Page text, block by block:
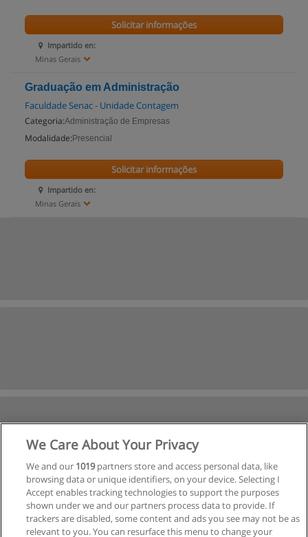
Impartido en:
Minas Gerais
Solicitar informações
Graduação em Administração
Faculdade Senac - Unidade Contagem
Categoria:Administração de Empresas
Modalidade: Presencial
Impartido en:
Minas Gerais
Solicitar informações
Próxima
Página1de5
We Care About Your Privacy
We and our 1019partners store and access personal data, like
browsing data or unique identifiers, on your device. Selecting I
Accept enables tracking technologies to support the purposes
shown under we and our partners process data to provide. If
trackers are disabled, some content and ads you see may not be as
relevant to you. You can resurface this menu to change your